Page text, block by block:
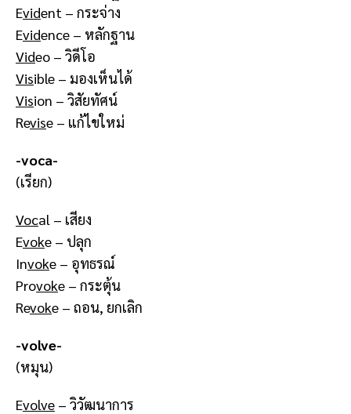
Evident – กระจ่าง
Evidence – หลักฐาน
Video – วิดีโอ
Visible – มองเห็นได้
Vision – วิสัยทัศน์
Revise – แก้ไขใหม่
-voca-
(เรียก)
Vocal – เสียง
Evoke – ปลุก
Invoke – อุทธรณ์
Provoke – กระตุ้น
Revoke – ถอน, ยกเลิก
-volve-
(หมุน)
Evolve – วิวัฒนาการ